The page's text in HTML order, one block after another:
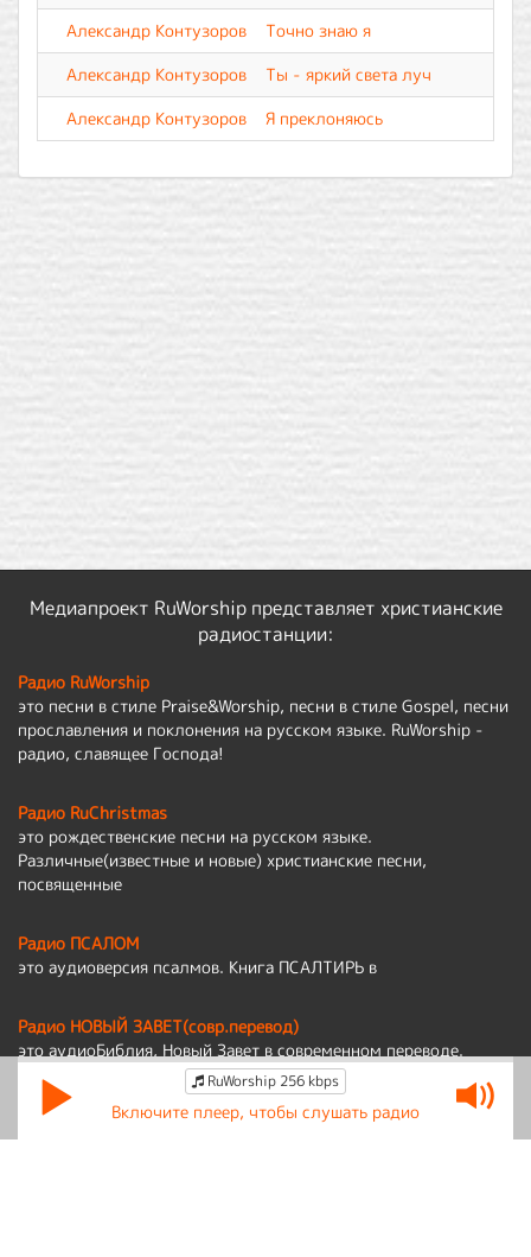
Александр Контузоров
Точно знаю я
Александр Контузоров
Ты - яркий света луч
Александр Контузоров
Я преклоняюсь
Медиапроект RuWorship представляет христианские
радиостанции:
Радио RuWorship
это песни в стиле Praise&Worship, песни в стиле Gospel, песни
прославления и поклонения на русском языке. RuWorship -
радио, славящее Господа!
Радио RuChristmas
это рождественские песни на русском языке.
Различные(известные и новые) христианские песни,
посвященные
Радио ПСАЛОМ
это аудиоверсия псалмов. Книга ПСАЛТИРЬ в
Радио НОВЫЙ ЗАВЕТ(совр.перевод)
это аудиоБиблия, Новый Завет в современном переводе.
Политика обработки персональных данных
RuWorship 256 kbps
Включите плеер, чтобы слушать радио